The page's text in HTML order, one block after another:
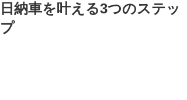
日納車を叶える3つのステッ
プ